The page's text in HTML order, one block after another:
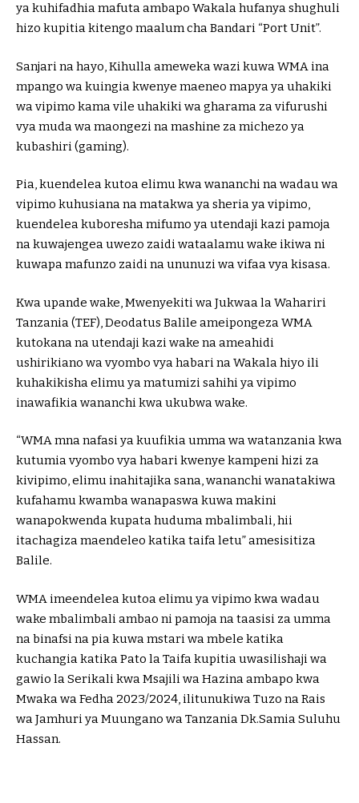
ya kuhifadhia mafuta ambapo Wakala hufanya shughuli
hizo kupitia kitengo maalum cha Bandari “Port Unit”.
Sanjari na hayo, Kihulla ameweka wazi kuwa WMA ina
mpango wa kuingia kwenye maeneo mapya ya uhakiki
wa vipimo kama vile uhakiki wa gharama za vifurushi
vya muda wa maongezi na mashine za michezo ya
kubashiri (gaming).
Pia, kuendelea kutoa elimu kwa wananchi na wadau wa
vipimo kuhusiana na matakwa ya sheria ya vipimo,
kuendelea kuboresha mifumo ya utendaji kazi pamoja
na kuwajengea uwezo zaidi wataalamu wake ikiwa ni
kuwapa mafunzo zaidi na ununuzi wa vifaa vya kisasa.
Kwa upande wake, Mwenyekiti wa Jukwaa la Wahariri
Tanzania (TEF), Deodatus Balile ameipongeza WMA
kutokana na utendaji kazi wake na ameahidi
ushirikiano wa vyombo vya habari na Wakala hiyo ili
kuhakikisha elimu ya matumizi sahihi ya vipimo
inawafikia wananchi kwa ukubwa wake.
“WMA mna nafasi ya kuufikia umma wa watanzania kwa
kutumia vyombo vya habari kwenye kampeni hizi za
kivipimo, elimu inahitajika sana, wananchi wanatakiwa
kufahamu kwamba wanapaswa kuwa makini
wanapokwenda kupata huduma mbalimbali, hii
itachagiza maendeleo katika taifa letu” amesisitiza
Balile.
WMA imeendelea kutoa elimu ya vipimo kwa wadau
wake mbalimbali ambao ni pamoja na taasisi za umma
na binafsi na pia kuwa mstari wa mbele katika
kuchangia katika Pato la Taifa kupitia uwasilishaji wa
gawio la Serikali kwa Msajili wa Hazina ambapo kwa
Mwaka wa Fedha 2023/2024, ilitunukiwa Tuzo na Rais
wa Jamhuri ya Muungano wa Tanzania Dk.Samia Suluhu
Hassan.